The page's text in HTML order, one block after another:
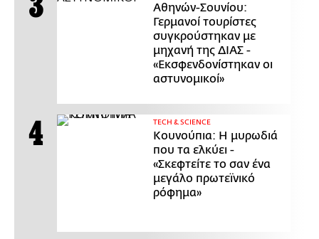
Αθηνών-Σουνίου:
Γερμανοί τουρίστες
συγκρούστηκαν με
μηχανή της ΔΙΑΣ -
«Εκσφενδονίστηκαν οι
αστυνομικοί»
ΤECH & SCIENCE
Κουνούπια: Η μυρωδιά
που τα ελκύει -
«Σκεφτείτε το σαν ένα
μεγάλο πρωτεϊνικό
ρόφημα»